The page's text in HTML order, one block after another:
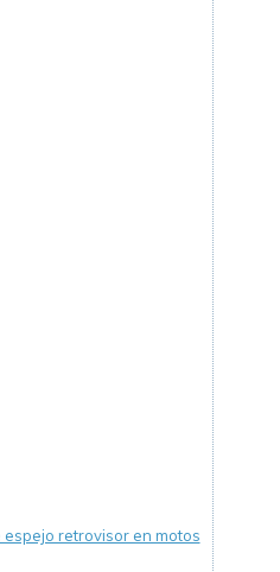
retrovisor en motos